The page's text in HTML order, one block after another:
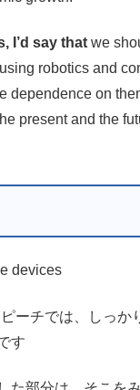
I’d say that we
robotics and
dependence on
present and the
devices
ーチでは、しっか
す